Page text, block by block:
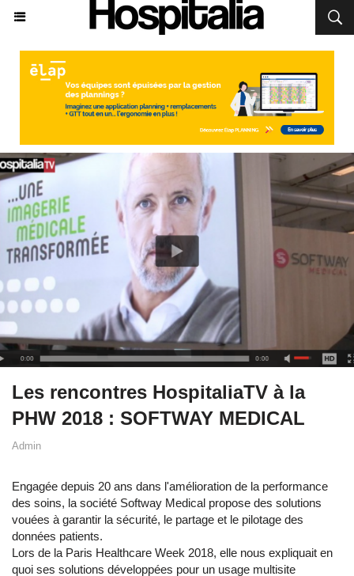
Les rencontres HospitaliaTV à la
PHW 2018 : SOFTWAY MEDICAL
Admin
Engagée depuis 20 ans dans l'amélioration de la performance
des soins, la société Softway Medical propose des solutions
vouées à garantir la sécurité, le partage et le pilotage des
données patients.
Lors de la Paris Healthcare Week 2018, elle nous expliquait en
quoi ses solutions développées pour un usage multisite